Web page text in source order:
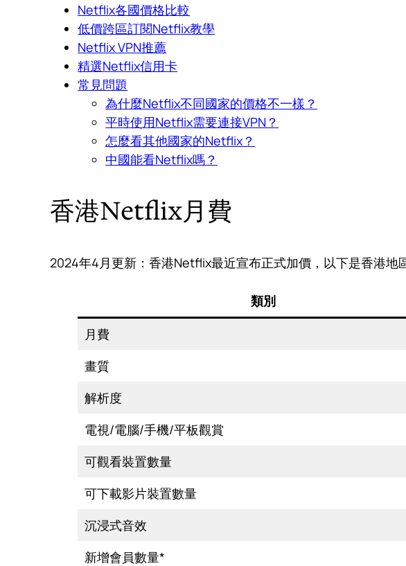
Netflix各國價格比較
低價跨區訂閱Netflix教學
Netflix VPN推薦
精選Netflix信用卡
常見問題
為什麼Netflix不同國家的價格不一樣？
平時使用Netflix需要連接VPN？
怎麼看其他國家的Netflix？
中國能看Netflix嗎？
香港Netflix月費
2024年4月更新：香港Netflix最近宣布正式加價，以下是香港地
類別
月費
畫質
解析度
電視/電腦/手機/平板觀賞
可觀看裝置數量
可下載影片裝置數量
沉浸式音效
新增會員數量*